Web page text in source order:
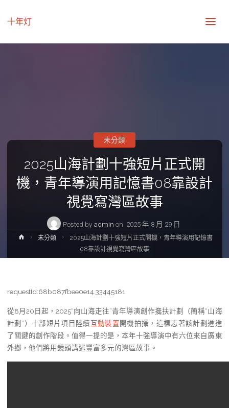
十年灯
2025山海計劃十強短片正式開
機，青年導演用記憶書08靠設計
視覺寫灣區故事
Posted by admin on 2025 年 8 月 29 日
未分類
Home未分類
2025山海計劃十強短片正式開機，青年導演用記憶書
08靠設計視覺寫灣區故事
requestId:68b087fbee0e14.33445181.
從8月20日起，2025“向山海走往”青年導演創作攙扶計劃（簡稱“山海
計劃”）十部短片項目陸續互動裝置開機拍攝，這標志著該計劃進進
了關鍵的創作階段。值得一提的是，本年十強導演中有六位來自廣東
外鄉，他們將用鏡頭講述豐富多元的灣區故事。